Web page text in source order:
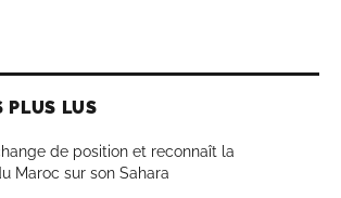
PLUS LUS
de position et reconnaît la
Maroc sur son Sahara